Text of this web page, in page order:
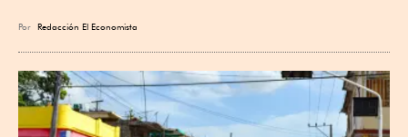
Por Redacción El Economista